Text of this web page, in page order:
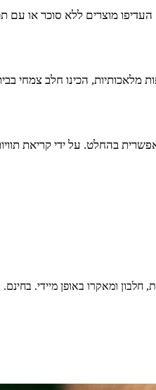
מוצרים ללא סוכר או
מלאכותיות, הכינו חלב צמחי
בהחלט. על ידי קריאת